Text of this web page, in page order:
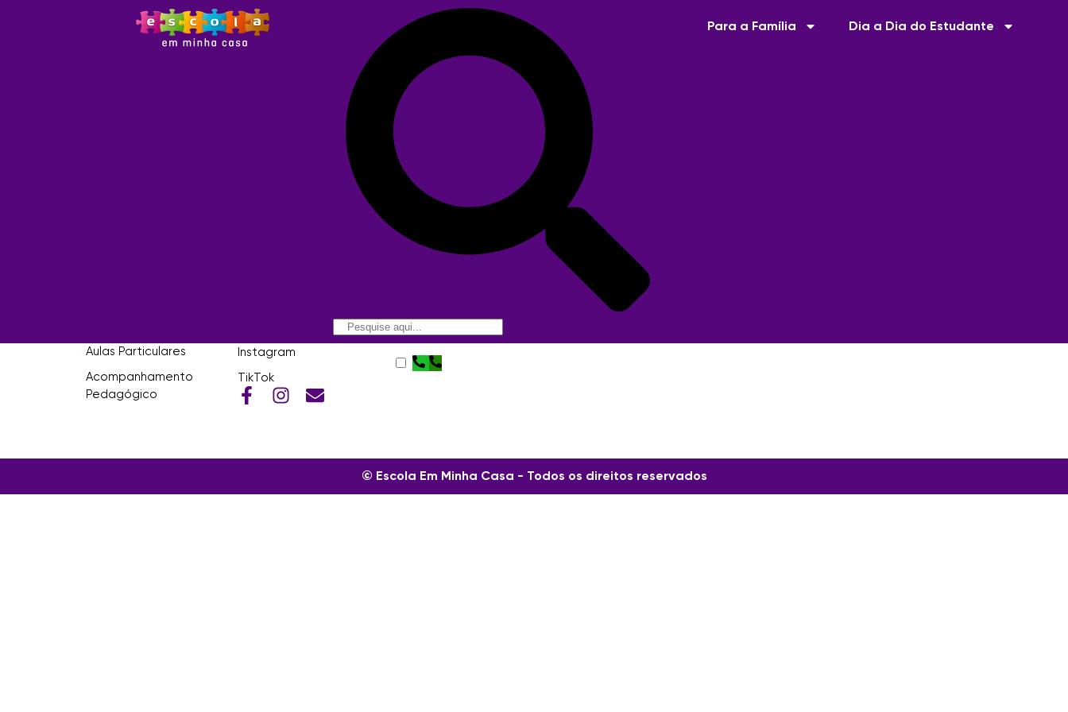
Para a Família Dia a Dia do Estudante
Programas da EMC
It seems we can't find what you're looking for.
Aulas Particulares
Acompanhamento
Pedagógico
Instagram
TikTok
© Escola Em Minha Casa - Todos os direitos reservados